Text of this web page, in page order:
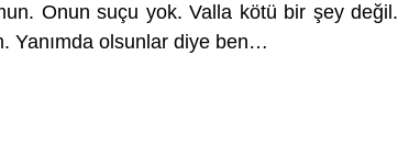
Onun suçu yok. Valla kötü bir şey
Yanımda olsunlar diye ben…